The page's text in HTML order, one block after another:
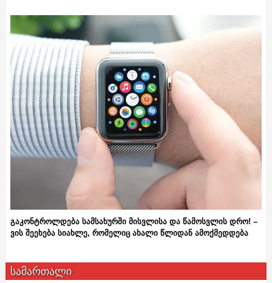
გაკონტროლდება სამსახურში მისვლისა და წამოსვლის დრო! –
ვის შეეხება სიახლე, რომელიც ახალი წლიდან ამოქმედდება
სამართალი